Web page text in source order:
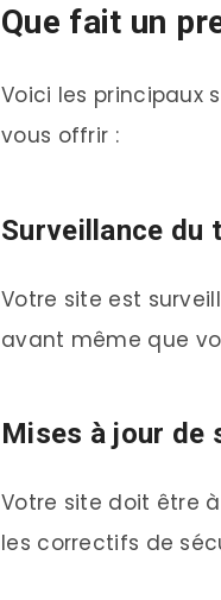
Que fait un
Voici les principaux
vous offrir :
Surveillance du
Votre site est
avant même que
Mises à jour de
Votre site doit être
les correctifs de